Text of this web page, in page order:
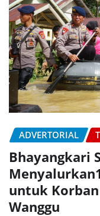
ADVERTORIAL
Bhayangkari
untuk
Wanggu